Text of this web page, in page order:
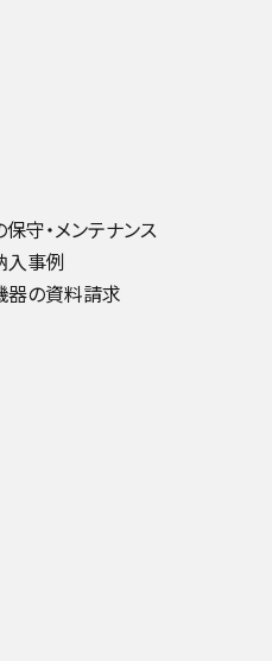
守・メンテナンス
入事例
器の資料請求